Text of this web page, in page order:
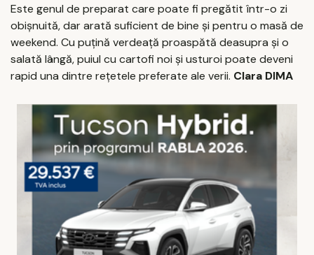
Este genul de preparat care poate fi pregătit într-o zi
obișnuită, dar arată suficient de bine și pentru o masă de
weekend. Cu puțină verdeață proaspătă deasupra și o
salată lângă, puiul cu cartofi noi și usturoi poate deveni
rapid una dintre rețetele preferate ale verii. Clara DIMA